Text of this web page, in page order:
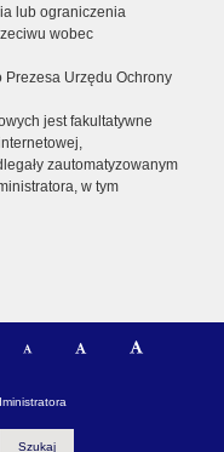
lub ograniczenia
wobec
Urzędu Ochrony
jest fakultatywne
zautomatyzowanym
w tym